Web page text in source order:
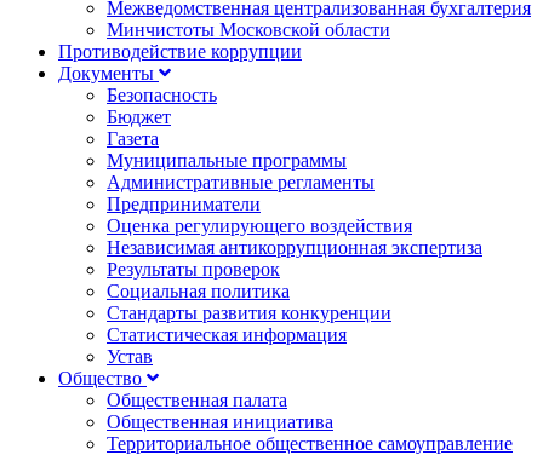
Межведомственная централизованная бухгалтерия
Минчистоты Московской области
Противодействие коррупции
Документы
Безопасность
Бюджет
Газета
Муниципальные программы
Административные регламенты
Предприниматели
Оценка регулирующего воздействия
Независимая антикоррупционная экспертиза
Результаты проверок
Социальная политика
Стандарты развития конкуренции
Статистическая информация
Устав
Общество
Общественная палата
Общественная инициатива
Территориальное общественное самоуправление